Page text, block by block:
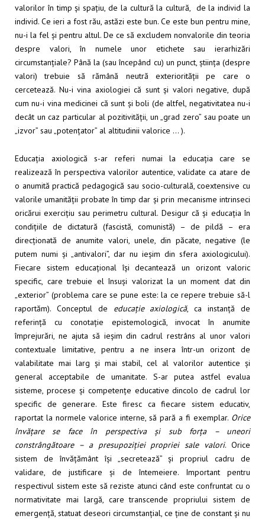
valorilor în timp și spațiu, de la cultură la cultură, de la individ la
individ. Ce ieri a fost rău, astăzi este bun. Ce este bun pentru mine,
nu-i la fel și pentru altul. De ce să excludem nonvalorile din teoria
despre valori, în numele unor etichete sau ierarhizări
circumstanțiale? Până la (sau începând cu) un punct, știința (despre
valori) trebuie să rămână neutră exteriorității pe care o
cercetează. Nu-i vina axiologiei că sunt și valori negative, după
cum nu-i vina medicinei că sunt și boli (de altfel, negativitatea nu-i
decât un caz particular al pozitivității, un „grad zero” sau poate un
„izvor” sau „potențator” al altitudinii valorice … ).
Educația axiologică s-ar referi numai la educația care se
realizează în perspectiva valorilor autentice, validate ca atare de
o anumită practică pedagogică sau socio-culturală, coextensive cu
valorile umanității probate în timp dar și prin mecanisme intrinseci
oricărui exercițiu sau perimetru cultural. Desigur că și educația în
condițiile de dictatură (fascistă, comunistă) – de pildă – era
direcționată de anumite valori, unele, din păcate, negative (le
putem numi și „antivalori”, dar nu ieșim din sfera axiologicului).
Fiecare sistem educațional își decantează un orizont valoric
specific, care trebuie el însuși valorizat la un moment dat din
„exterior” (problema care se pune este: la ce repere trebuie să-l
raportăm). Conceptul de educație axiologică, ca instanță de
referință cu conotație epistemologică, invocat în anumite
împrejurări, ne ajuta să ieșim din cadrul restrâns al unor valori
contextuale limitative, pentru a ne insera într-un orizont de
valabilitate mai larg și mai stabil, cel al valorilor autentice și
general acceptabile de umanitate. S-ar putea astfel evalua
sisteme, procese și competențe educative dincolo de cadrul lor
specific de generare. Este firesc ca fiecare sistem educativ,
raportat la normele valorice interne, să pară a fi exemplar. Orice
învățare se face în perspectiva și sub forța – uneori
constrângătoare – a presupoziției propriei sale valori. Orice
sistem de învățământ își „secretează” și propriul cadru de
validare, de justificare și de întemeiere. Important pentru
respectivul sistem este să reziste atunci când este confruntat cu o
normativitate mai largă, care transcende propriului sistem de
emergență, statuat deseori circumstanțial, ce ține de constant și nu